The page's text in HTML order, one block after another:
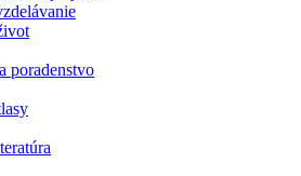
poradenstvo